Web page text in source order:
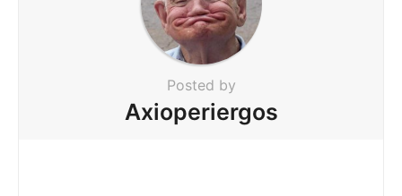
Posted by
Axioperiergos